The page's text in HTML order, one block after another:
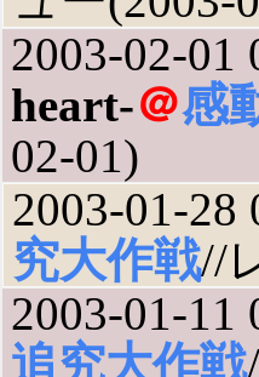
2003-02-01
heart-＠感
02-01)
2003-01-28
究大作戦//
2003-01-11
追究大作戦